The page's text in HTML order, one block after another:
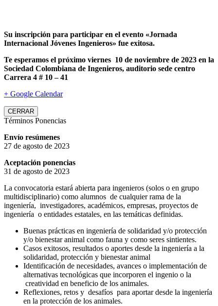
Su inscripción para participar en el evento «Jornada
Internacional Jóvenes Ingenieros» fue exitosa.
Te esperamos el próximo viernes 10 de noviembre de 2023 en la
Sociedad Colombiana de Ingenieros, auditorio sede centro
Carrera 4 # 10 – 41
+ Google Calendar
CERRAR
Términos Ponencias
Envío resúmenes
27 de agosto de 2023
Aceptación ponencias
31 de agosto de 2023
La convocatoria estará abierta para ingenieros (solos o en grupo
multidisciplinario) como alumnos de cualquier rama de la
ingeniería, investigadores, académicos, empresas, proyectos de
ingeniería o entidades estatales, en las temáticas definidas.
Buenas prácticas en ingeniería de solidaridad y/o protección
y/o bienestar animal como fauna y como seres sintientes.
Casos exitosos, resultados o aportes desde la ingeniería a la
solidaridad, protección y bienestar animal
Identificación de necesidades, avances o implementación de
alternativas tecnológicas que incorporen el ingenio o la
creatividad en beneficio de los animales.
Reflexiones, retos y desafíos para aportar desde la ingeniería
en la protección de los animales.